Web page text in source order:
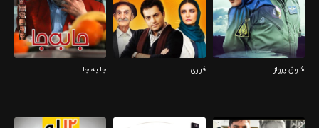
شوق پرواز فراری جا به جا